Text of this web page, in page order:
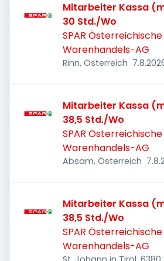
Mitarbeiter Kassa
30 Std./Wo
SPAR Österreichische
Warenhandels-AG
Rinn, Österreich
Mitarbeiter Kassa
38,5 Std./Wo
SPAR Österreichische
Warenhandels-AG
Absam, Österreich
Mitarbeiter Kassa
38,5 Std./Wo
SPAR Österreichische
Warenhandels-AG